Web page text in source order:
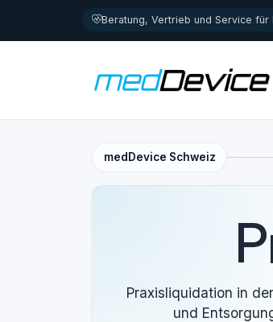
Beratung, Vertrieb und Service
medDevice Schweiz
Praxisliquidation in
und